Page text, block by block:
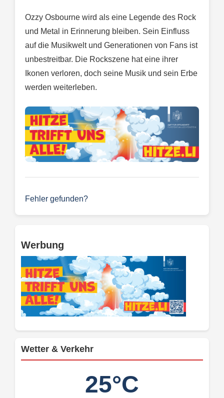
Ozzy Osbourne wird als eine Legende des Rock
und Metal in Erinnerung bleiben. Sein Einfluss
auf die Musikwelt und Generationen von Fans ist
unbestreitbar. Die Rockszene hat eine ihrer
Ikonen verloren, doch seine Musik und sein Erbe
werden weiterleben.
Fehler gefunden?
Werbung
Wetter & Verkehr
25°C